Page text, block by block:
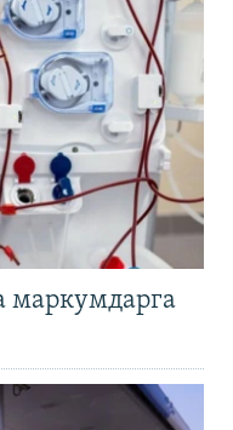
маркумдарга